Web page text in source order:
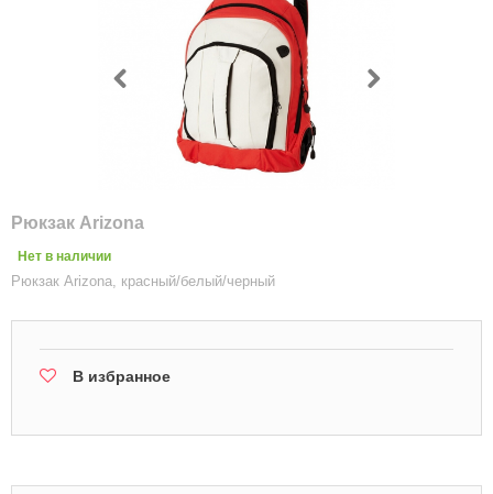
Рюкзак Arizona
Нет в наличии
Рюкзак Arizona, красный/белый/черный
В избранное